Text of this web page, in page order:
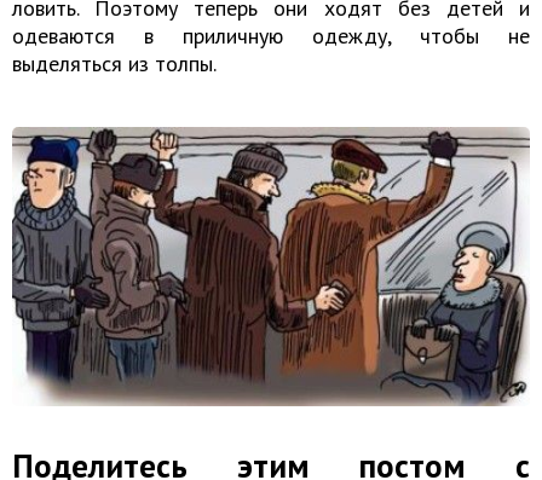
ловить. Поэтому теперь они ходят без детей и
одеваются в приличную одежду, чтобы не
выделяться из толпы.
Поделитесь этим постом с